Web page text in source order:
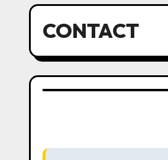
CONTACT